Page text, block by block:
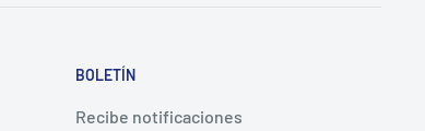
BOLETÍN
Recibe notificaciones